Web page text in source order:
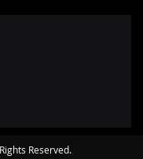
Reserved.